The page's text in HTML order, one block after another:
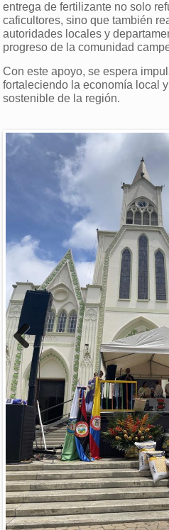
entrega de fertilizante no solo
caficultores, sino que también
autoridades locales y
progreso de la comunidad
Con este apoyo, se espera
fortaleciendo la economía local
sostenible de la región.
Previous